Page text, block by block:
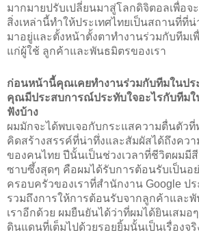
มากมายปรับเปลี่ยนมาสู่โลกดิจิตอลเพื่อจ
สิ่งเหล่านี้ทำให้ประเทศไทยเป็นสถานที่ที่
มาอยู่และตั้งหน้าตั้งตาทำงานร่วมกับทีมเ
แก่ผู้ใช้ ลูกค้าและพันธมิตรของเรา
ก่อนหน้านี้คุณเคยทำงานร่วมกับทีมในปร
คุณมีประสบการณ์ประทับใจอะไรกับทีมใ
ฟังบ้าง
ผมมักจะได้พบเจอกับกระแสความตื่นตัวที่
คิดสร้างสรรค์ที่น่าทึ่งและสัมผัสได้ถึงคว
ของคนไทย ปีนั้นเป็นช่วงเวลาที่ชีวิตผมมี
ซาบซึ้งสุดๆ คือผมได้รับการต้อนรับเป็นอ
ครอบครัวของเราที่สำนักงาน Google ปร
รวมถึงการให้การต้อนรับจากลูกค้าและ
เราอีกด้วย ผมยืนยันได้ว่าที่ผมได้ยินเสมอ
ดินแดนที่เต็มไปด้วยรอยยิ้มนั้นเป็นเรื่องจริ